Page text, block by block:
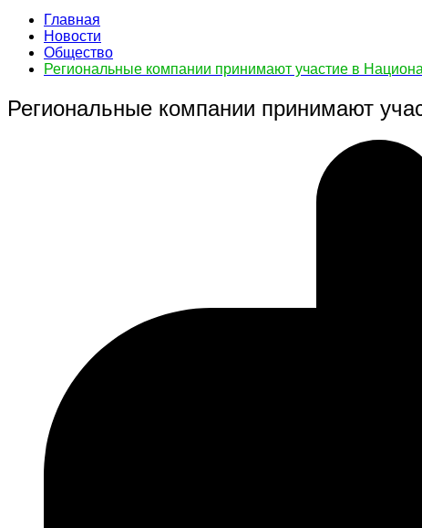
Главная
Новости
Общество
Региональные компании принимают участие в
Региональные компании принимают